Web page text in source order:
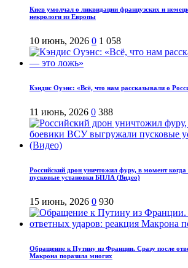
Киев умолчал о ликвидации французских и
некрологи из Европы
10 июнь, 2026 0 1 058
Кэндис Оуэнс: «Всё, что нам рассказывали о
11 июнь, 2026 0 388
Российский дрон уничтожил фуру, в момент
пусковые установки БПЛА (Видео)
15 июнь, 2026 0 930
Обращение к Путину из Франции. Сразу после
Макрона поразила многих